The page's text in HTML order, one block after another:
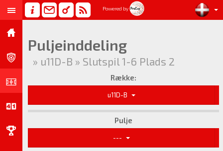
Powered by
Puljeinddeling
» u11D-B » Slutspil 1-6 Plads 2
Række:
u11D-B
Pulje
---